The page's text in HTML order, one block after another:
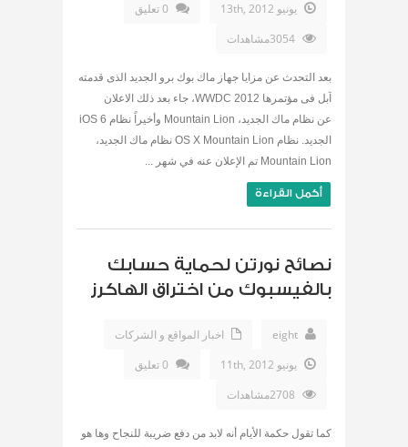
يونيو 13th, 2012
0 تعليق
بعد التحدث عن مزايا جهاز ماك بوك برو الجديد الذى قدمته
آبل فى مؤتمرها WWDC 2012، جاء بعد ذلك الاعلان
عن نظام ماك الجديد، Mountain Lion وأخيراً نظام iOS 6
الجديد. نظام OS X Mountain Lion نظام ماك الجديد،
Mountain Lion تم الإعلان عنه في شهر ...
أكمل القراءة
نصائح نورتن لحماية حسابك
بالفيسبوك من اختراق الهاكرز
eight
اخبار المواقع و الشركات
يونيو 11th, 2012
0 تعليق
كما تقول حكمة الأيام أنه لابد من دفع ضريبة للنجاح وها هو